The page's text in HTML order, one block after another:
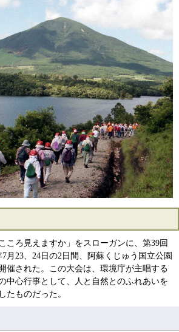
ころ見えますか」をスローガンに、第39回
月23、24日の2日間、阿蘇くじゅう国立公園
催された。この大会は、環境庁が主唱する
中心行事として、人と自然とのふれあいを
たものだった。